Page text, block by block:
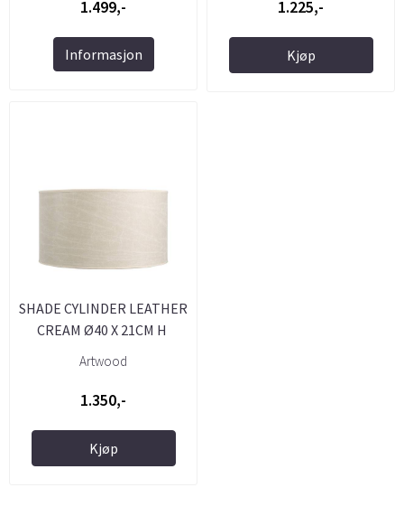
1.499,-
Informasjon
1.225,-
Kjøp
SHADE CYLINDER LEATHER
CREAM Ø40 X 21CM H
Artwood
1.350,-
Kjøp